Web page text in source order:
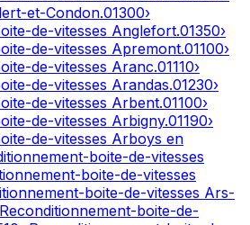
et-Condon.01300›
de-vitesses Anglefort.01350›
de-vitesses Apremont.01100›
de-vitesses Aranc.01110›
de-vitesses Arandas.01230›
de-vitesses Arbent.01100›
de-vitesses Arbigny.01190›
de-vitesses Arboys en
boite-de-vitesses
boite-de-vitesses
boite-de-vitesses Ars-
boite-de-